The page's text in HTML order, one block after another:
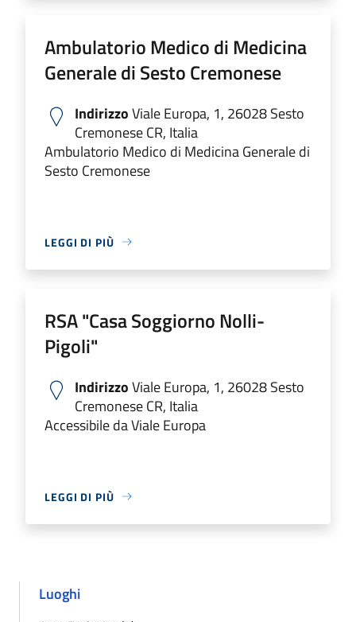
Ambulatorio Medico di Medicina
Generale di Sesto Cremonese
IndirizzoViale Europa, 1, 26028 Sesto
Cremonese CR, Italia
Ambulatorio Medico di Medicina Generale di
Sesto Cremonese
LEGGI DI PIÙ
RSA "Casa Soggiorno Nolli-
Pigoli"
IndirizzoViale Europa, 1, 26028 Sesto
Cremonese CR, Italia
Accessibile da Viale Europa
LEGGI DI PIÙ
Luoghi